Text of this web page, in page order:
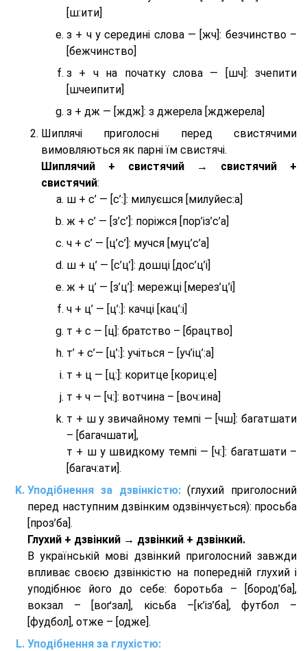
[ш:ити]
з + ч у середині слова — [жч]: безчинство –
[бежчинство]
з + ч на початку слова — [шч]: зчепити
[шчеипити]
з + дж — [ждж]: з джерела [жджерела]
Шиплячі приголосні перед свистячими
вимовляються як парні їм свистячі.
Шиплячий + свистячий → свистячий +
свистячий:
ш + с’ — [с’:]: милуєшся [милуйес:а]
ж + с’ — [з’с’]: поріжся [пор’із’с’а]
ч + с’ — [ц’с’]: мучся [муц’с’а]
ш + ц’ — [с’ц’]: дошці [дос’ц’і]
ж + ц’ — [з’ц’]: мережці [мерез’ц’і]
ч + ц’ — [ц’:]: качці [кац’:і]
т + с — [ц]: братство – [брaцтво]
т’ + с’— [ц’:]: учіться – [уч’іц’:a]
т + ц — [ц:]: коритце [кориц:е]
т + ч — [ч:]: вотчина – [вoч:ина]
т + ш у звичайному темпі — [чш]: багатшати
– [багачшати],
т + ш у швидкому темпі — [ч:]: багатшати –
[багач:ати].
Уподібнення за дзвінкістю:(глухий приголосний
перед наступним дзвінким одзвінчується): просьба
[проз’ба].
Глухий + дзвінкий → дзвінкий + дзвінкий.
В українській мові дзвінкий приголосний завжди
впливає своєю дзвінкістю на попередній глухий і
уподібнює його до себе: боротьба – [бород’ба],
вокзал – [воґзал], кісьба –[к’із’ба], футбол –
[фудбол], отже – [одже].
Уподібнення за глухістю: